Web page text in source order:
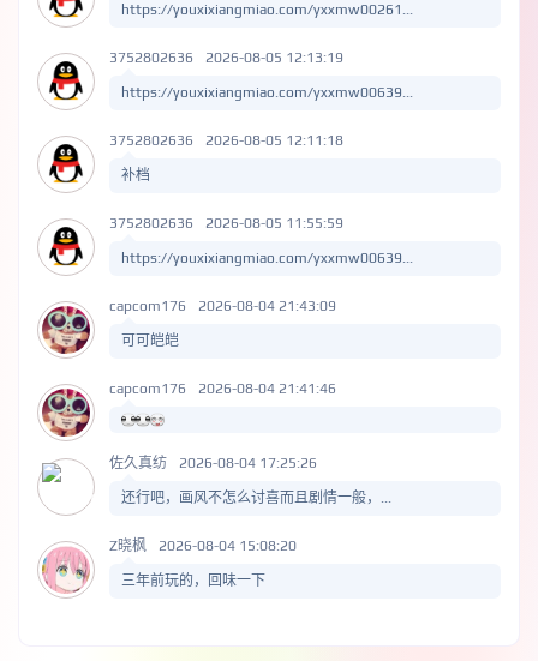
https://youxixiangmiao.com/yxxmw00261...
3752802636 2026-08-05 12:13:19
https://youxixiangmiao.com/yxxmw00639...
3752802636 2026-08-05 12:11:18
补档
3752802636 2026-08-05 11:55:59
https://youxixiangmiao.com/yxxmw00639...
capcom176 2026-08-04 21:43:09
可可皑皑
capcom176 2026-08-04 21:41:46
佐久真纺 2026-08-04 17:25:26
还行吧，画风不怎么讨喜而且剧情一般，...
Z晓枫 2026-08-04 15:08:20
三年前玩的，回味一下